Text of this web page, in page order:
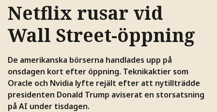
Netflix rusar vid
Wall Street-öppning
De amerikanska börserna handlades upp på
onsdagen kort efter öppning. Teknikaktier som
Oracle och Nvidia lyfte rejält efter att nytillträdde
presidenten Donald Trump aviserat en storsatsning
på AI under tisdagen.